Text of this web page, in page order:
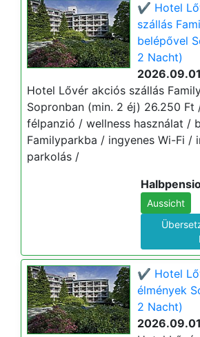
✔️ Hotel
szállás
belépővel
2 Nacht)
Hotel Lővér akciós szállás
Sopronban (min. 2 éj) 26.250
félpanzió / wellness használat /
Familyparkba / ingyenes Wi-Fi /
parkolás /
Aussicht
✔️ Hotel
élmények
2 Nacht)